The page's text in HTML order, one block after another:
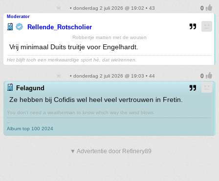
• donderdag 2 juli 2026 @ 19:02 • 43
Moderator
Rellende_Rotscholier
Robbertje matten met de wouten
Vrij minimaal Duits truitje voor Engelhardt.
Het blijft toch een merkwaardige sport hè, dat wielrennen.
• donderdag 2 juli 2026 @ 19:03 • 44
Felagund
Ze hebben bij Cofidis wel heel veel vertrouwen in Fretin.
You don't need a weatherman to know which way the wind blows.
-------------------------------------------------------------------------------------------------------------------------------------------
--
Album top 100 2024
▼ Advertentie door Refinery89